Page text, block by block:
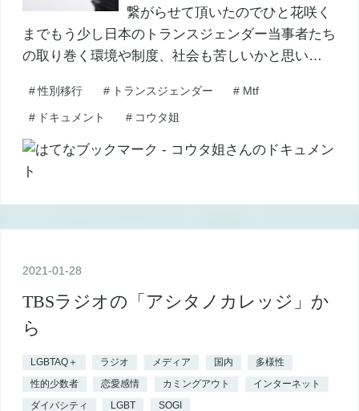
繋がらせて頂いたのでひと花咲く
までもう少し日本のトランスジェンダー当事者たち
の取り巻く環境や制度、社会も苦しいかと思い…
# 性別移行 # トランスジェンダー # Mtf
# ドキュメント # コウタ姐
2021-01-28
TBSラジオの「アシタノカレッジ」か
ら
LGBTAQ＋ ラジオ メディア 国内
多様性
性的少数者
恋愛感情 カミングアウト
インターネット
ダイバシティ
LGBT SOGI